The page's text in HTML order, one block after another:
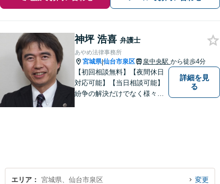
神坪 浩喜 弁護士
あやめ法律事務所
宮城県|仙台市泉区 泉中央駅 から徒歩4分
【初回相談無料】【夜間休日
対応可能】【当日相談可能】
紛争の解決だけでなく様々な
詳細を見
る
エリア 宮城県、仙台市泉区 変更